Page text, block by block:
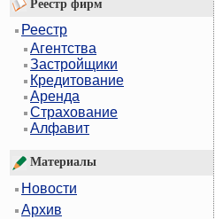
Реестр фирм
Реестр
Агентства
Застройщики
Кредитование
Аренда
Страхование
Алфавит
Материалы
Новости
Архив